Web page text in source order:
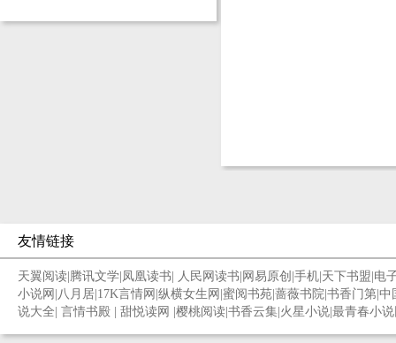
友情链接
天翼阅读 腾讯文学 凤凰读书 人民网读书 网易原创 手机 天下书盟 电
小说网 八月居 17K言情网 纵横女生网 蜜阅书苑 蔷薇书院 书香门第 中
说大全 言情书殿 甜悦读网 樱桃阅读 书香云集 火星小说 最青春小